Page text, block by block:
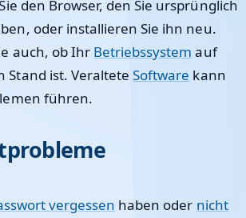
den Browser, den Sie ursprünglich
oder installieren Sie ihn neu.
auch, ob Ihr Betriebssystem auf
Stand ist. VeralteteSoftware kann
führen.
vergessen haben oder nicht